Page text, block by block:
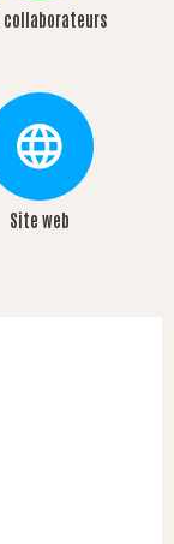
collaborateurs
Site web